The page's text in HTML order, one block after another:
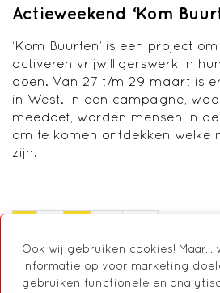
Ook wij gebruiken cookies! Maar...
informatie op voor marketing
gebruiken functionele en
Actieweekend ‘Kom
‘Kom Buurten’ is een project
activeren vrijwilligerswerk in
doen. Van 27 t/m 29 maart is
in West. In een campagne,
meedoet, worden mensen in
om te komen ontdekken welke
zijn.